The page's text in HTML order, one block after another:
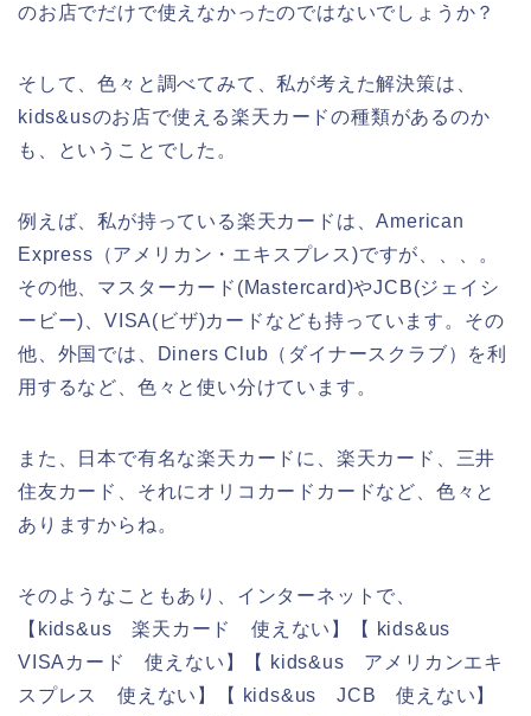
のお店でだけで使えなかったのではないでしょうか？
そして、色々と調べてみて、私が考えた解決策は、
kids&usのお店で使える楽天カードの種類があるのか
も、ということでした。
例えば、私が持っている楽天カードは、American
Express（アメリカン・エキスプレス)ですが、、、。
その他、マスターカード(Mastercard)やJCB(ジェイシ
ービー)、VISA(ビザ)カードなども持っています。その
他、外国では、Diners Club（ダイナースクラブ）を利
用するなど、色々と使い分けています。
また、日本で有名な楽天カードに、楽天カード、三井
住友カード、それにオリコカードカードなど、色々と
ありますからね。
そのようなこともあり、インターネットで、
【kids&us 楽天カード 使えない】【 kids&us
VISAカード 使えない】【 kids&us アメリカンエキ
スプレス 使えない】【 kids&us JCB 使えない】